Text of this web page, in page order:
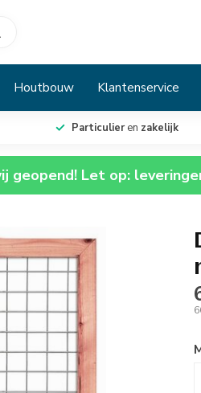
Houtbouw Klantenservice
Particulieren zakelijk
geopend! Let op: